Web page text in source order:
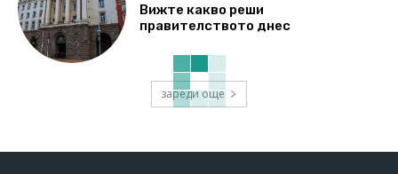
Вижте какво реши
правителството днес
зареди още